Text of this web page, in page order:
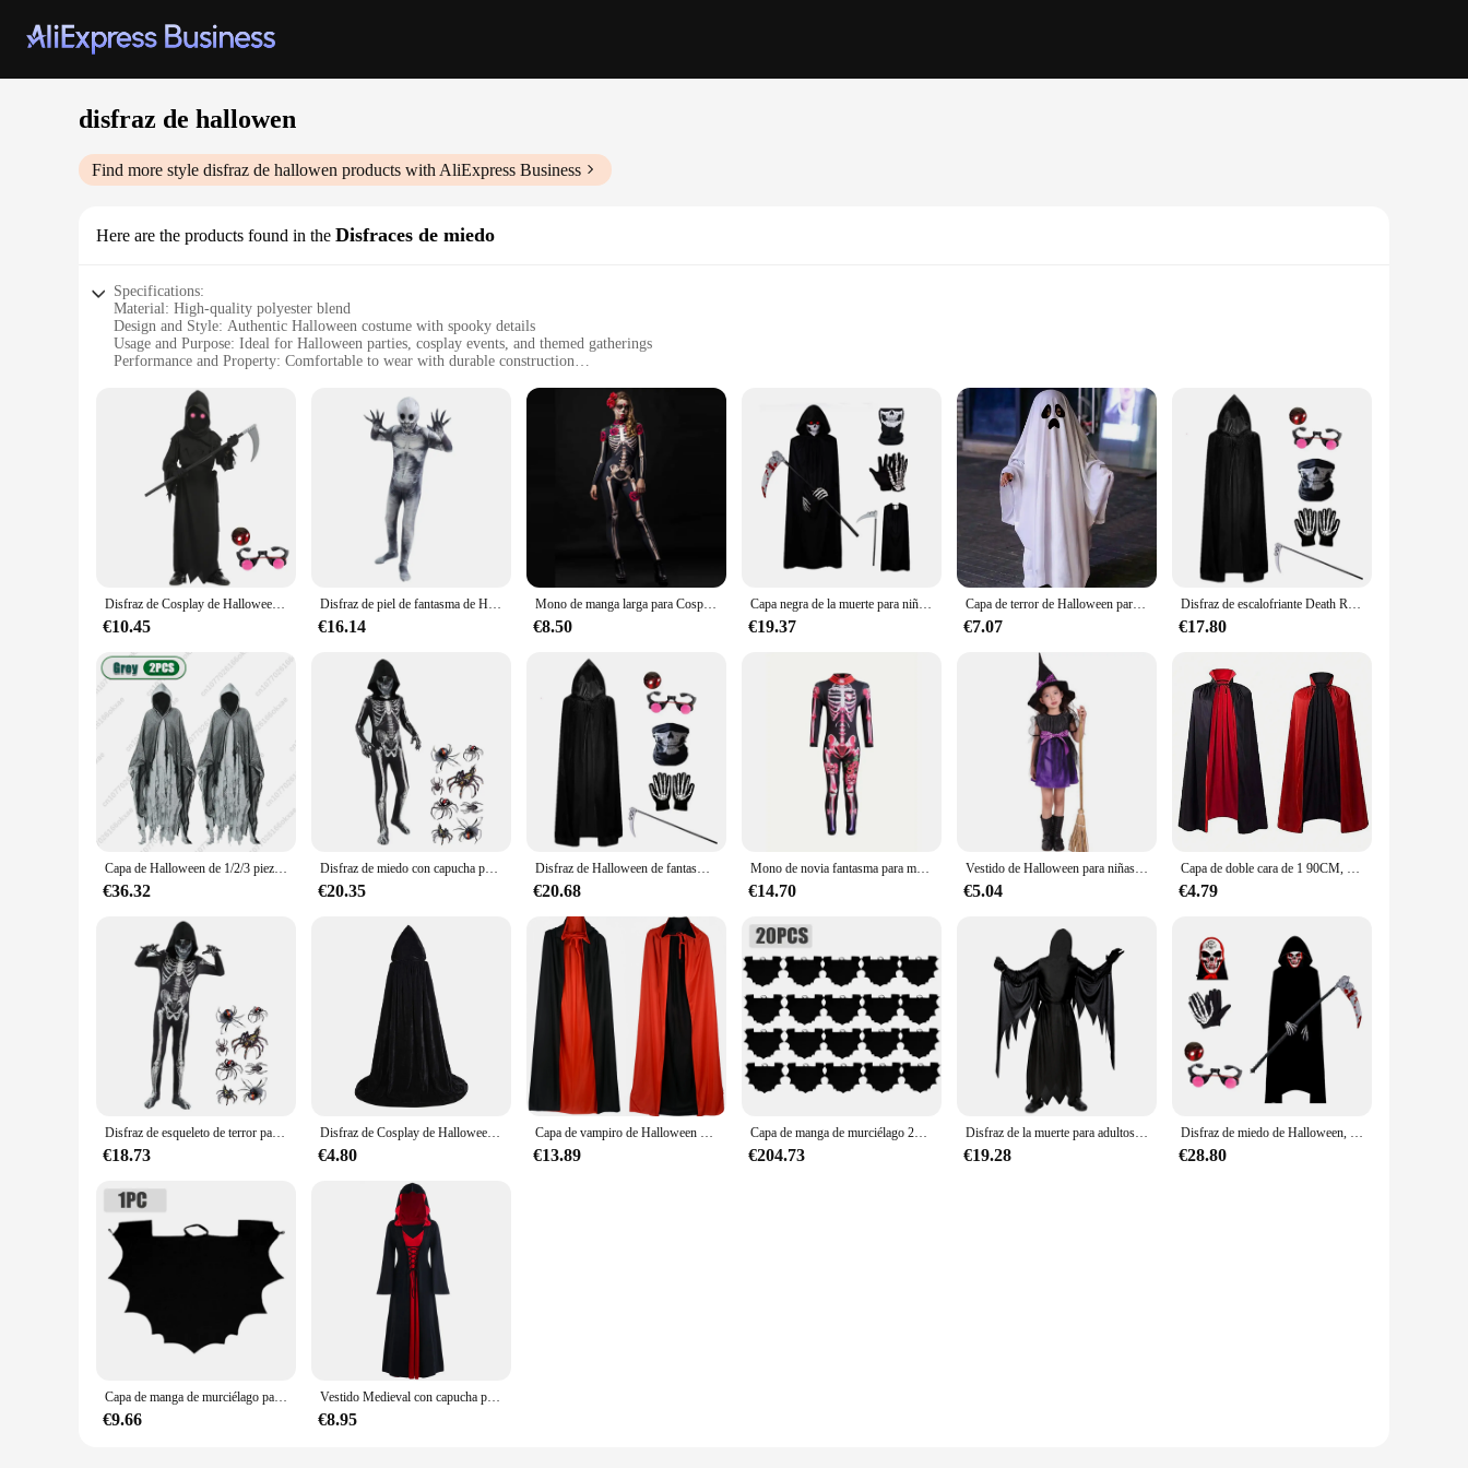
disfraz de hallowen
Find more style disfraz de hallowen products with AliExpress Business
Here are the products found in the Disfraces de miedo
Specifications:
Material: High-quality polyester blend
Design and Style: Authentic Halloween costume with spooky details
Usage and Purpose: Ideal for Halloween parties, cosplay events, and themed gatherings
Performance and Property: Comfortable to wear with durable construction
Parts and Accessories: Complete sets with all necessary components
|Wholesale|Vendors|
**Hauntingly Authentic Design**
Step into the spirit of Halloween with our disfraz de hallowen, a costume that captures the essence of fear and fantasy. Each set is meticulously crafted to ensure an authentic look, complete with the
finest details that will make you stand out at any event. Whether you're channeling a classic horror character or creating your own unique persona, the design and style of this costume are sure to
**Versatile for All Occasions**
Whether you're a vendor looking to stock up on Halloween merchandise or an individual seeking a memorable costume, our disfraz de hallowen is versatile enough to fit various scenarios. From
haunted houses to themed parties, this costume is perfect for creating a spine-tingling atmosphere. Its performance and property are designed to withstand the excitement of the night, ensuring you can
enjoy the festivities without worrying about wear and tear.
**Tailored for Comfort and Fit**
Understanding the importance of comfort during extended wear, our costumes are tailored to fit a wide range of body types. Available in multiple sizes, you can find the perfect fit that complements
your figure while allowing for ease of movement. The lightweight material ensures you can move freely without sacrificing style or comfort. With all necessary parts and accessories included, you'll be
ready to immerse yourself in the Halloween spirit right out of the box.
Disfraz de Cosplay de Halloween para niños, traje de esqueleto aterrador, ojos rojos brillantes, bata de fantasma, accesorios de guadaña
€10.45
Disfraz de piel de fantasma de Halloween para niños, disfraz de Grim Reaper, medias de esqueleto aterrador, disfraz de demonio de sombra, vestido de fiesta
€16.14
Mono de manga larga para Cosplay de Halloween, peleles ajustados para fiesta de carnaval, Día de los muertos, esqueleto de rosa, disfraz de miedo para mujer adulta
€8.50
Capa negra de la muerte para niños y adultos, disfraz de calavera y esqueleto, conjunto de utilería para fiesta de Halloween, regalos de vacaciones
€19.37
Capa de terror de Halloween para niños, disfraces de Cosplay de Anime sin cara, capa de borlas blancas fantasma, conjunto completo Unisex
€7.07
Disfraz de escalofriante Death Reaper para niños, capa con capucha y Utilería de guadaña, perfecto para Halloween
€17.80
Capa de Halloween de 1/2/3 piezas, disfraz de bruja muerta, Zombie, Calavera, accesorios de disfraces de terror
€36.32
Disfraz de miedo con capucha para niños, disfraz de terror de Halloween, esqueleto escalofriante, disfraz de fiesta de Mardi Gras
€20.35
Disfraz de Halloween de fantasma para niños, máscara de vampiro espeluznante, capa de calavera roja y guadaña
€20.68
Mono de novia fantasma para mujer, disfraz de rosa con esqueleto impreso, fiesta temática de terror, disfraz de Halloween para niñas, moda para padres e hijos
€14.70
Vestido de Halloween para niñas, disfraz de princesa para fiesta de disfraces, vestidos para bebés, conjuntos de ropa para niños, Navidad y cumpleaños
€5.04
Capa de doble cara de 1 90CM, capa Reaper de vampiro, adecuada para fiestas de cosplay, fiestas de disfraces de Halloween y fiestas de baile
€4.79
Disfraz de esqueleto de terror para niño, disfraz de Halloween terrorífico con capucha negra, Reaper Grim, disfraz de fiesta de cazafantasmas, Mardi Gras
€18.73
Disfraz de Cosplay de Halloween para niños, capa negra con capucha, bruja aterradora, diablo, juego de rol
€4.80
Capa de vampiro de Halloween para niños y adultos, tela de punto, capa de doble cara roja y negra, capa de disfraz de Halloween
€13.89
Capa de manga de murciélago 20 piezas para niños, disfraces de actuación, disfraces de fiesta, Cosplay de Halloween
€204.73
Disfraz de la muerte para adultos y niños, ropa de Halloween, accesorios de vestido de fantasma, Cosplay de graduación, Reaper
€19.28
Disfraz de miedo de Halloween, disfraz de Grim Reaper para niños, disfraz con ojos rojos brillantes y máscara de guantes
€28.80
Capa de manga de murciélago para niños, decoración de Halloween, disfraz de Cosplay, actuación en escenario, espectáculo
€9.66
Vestido Medieval con capucha para mujer, bata Vintage con cordones, traje Retro para adultos, Cosplay de Halloween, Vestido largo de bruja terrorífica de vampiro
€8.95